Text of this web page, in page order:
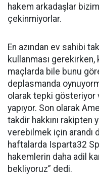
hakem arkadaşlar
çekinmiyorlar.
En azından ev sahibi
kullanması gerekirken,
maçlarda bile bunu
deplasmanda
olarak tepki gösteriyor
yapıyor. Son olarak
takdir hakkını rakipten
verebilmek için arandı
haftalarda Isparta32
hakemlerin daha adil
bekliyoruz” dedi.